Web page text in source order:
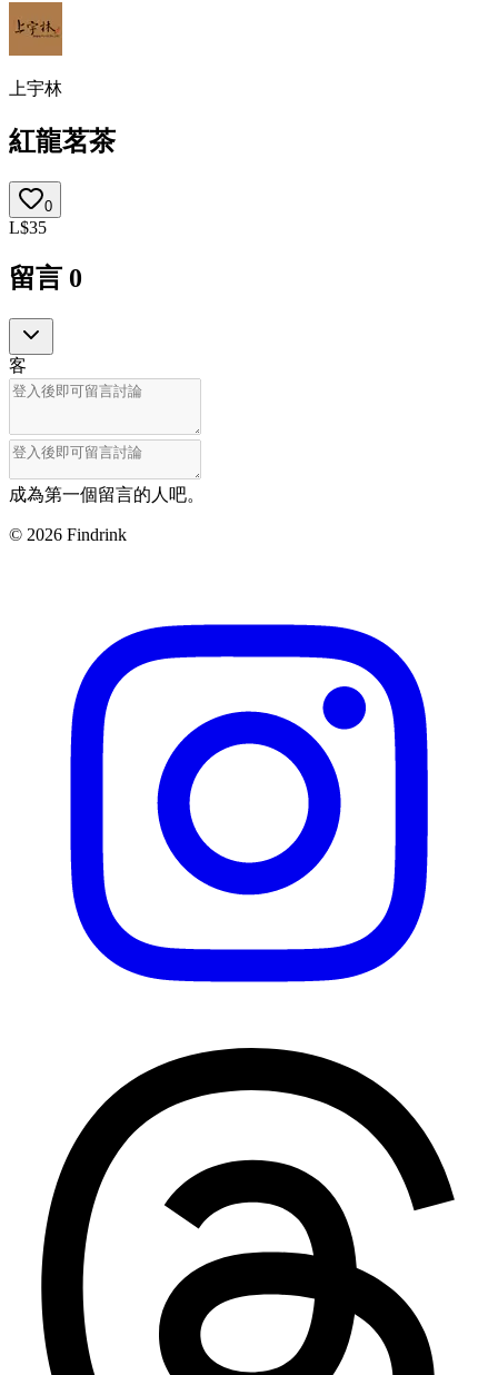
上宇林
紅龍茗茶
0
L$35
留言 0
客
成為第一個留言的人吧。
© 2026 Findrink